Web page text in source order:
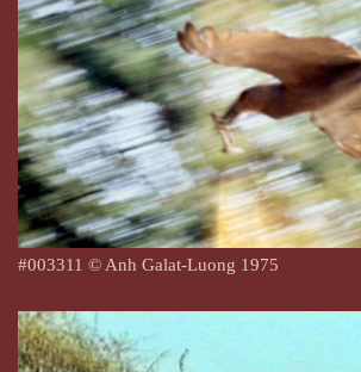
#003311 © Anh Galat-Luong 1975